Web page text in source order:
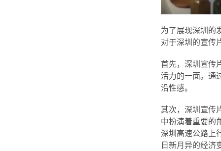
为了展现深圳的
对于深圳的宣传
首先，深圳宣传
活力的一面。通
沿性感。
其次，深圳宣传
中扮演着重要的
深圳高速公路上
日新月异的经济